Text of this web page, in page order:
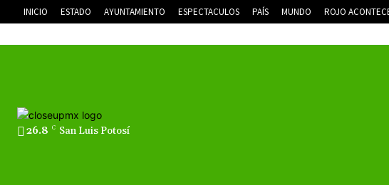
INICIO ESTADO AYUNTAMIENTO ESPECTACULOS PAÍS MUNDO ROJO
26.8 C San Luis Potosí